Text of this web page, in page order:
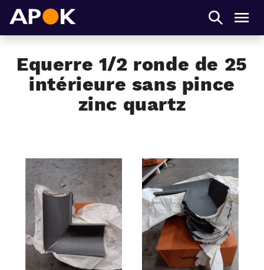
Equerre 1/2 ronde de 25
intérieure sans pince
zinc quartz